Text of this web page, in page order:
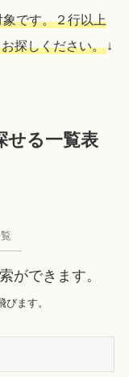
です。２行以上
探しください。↓
せる一覧表
ができます。
ます。